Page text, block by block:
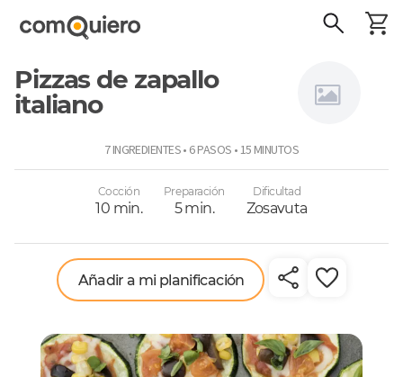
Pizzas de zapallo
italiano
7 INGREDIENTES • 6 PASOS • 15 MINUTOS
Cocción
10 min.
Preparación
5 min.
Dificultad
Zosavuta
Añadir a mi planificación